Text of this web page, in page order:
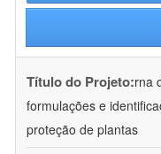
Título do Projeto:rna
formulações e
proteção de plantas